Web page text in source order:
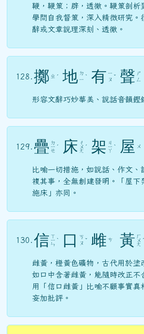
鞭，鞭策；辟，透徹。鞭策剖析
學問自我督策，深入精微研究。
辭或文章說理深刻、透徹。
128. 擲 ㄓ ˊ 地 ㄉ
ㄧ ˋ 有 ㄧ
ㄡ ˇ 聲 ㄕ
ㄥ
形容文辭巧妙華美、說話音韻鏗
129. 疊 ㄉ
ㄧ
ㄝ
ˊ 床 ㄔ
ㄨ
ㄤ
ˊ 架 ㄐ
ㄧ
ㄚ
ˋ 屋 ㄨ
比喻一切措施，如說話、作文、
複其事，全無創建發明。「屋下
施床」亦同。
130. 信 ㄒ
ㄧ
ㄣ
ˋ 口
ㄎ
ㄡ ˇ 雌 ㄘ 黃 ㄏ
ㄨ
ㄤ
ˊ
雌黃，橙黃色礦物，古代用於塗
如口中含著雌黃，能隨時改正不
用「信口雌黃」比喻不顧事實真
妄加批評。